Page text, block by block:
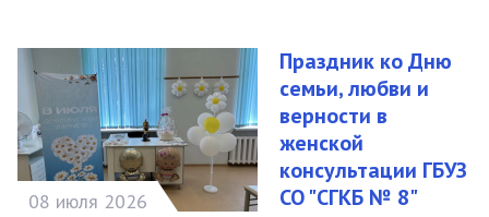
08 июля 2026
Праздник ко Дню
семьи, любви и
верности в
женской
консультации ГБУЗ
СО "СГКБ № 8"